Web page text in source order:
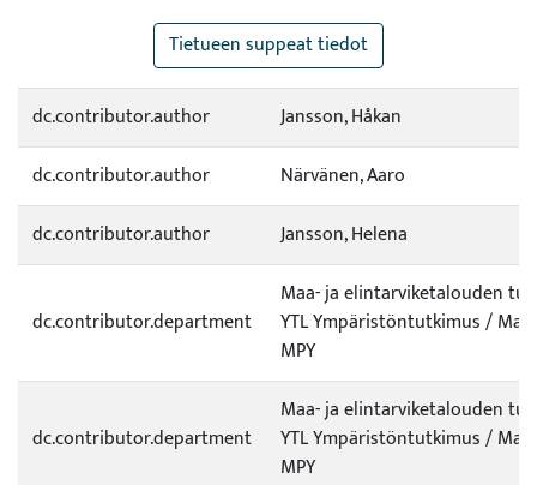
Tietueen suppeat tiedot
dc.contributor.author
Jansson, Håkan
dc.contributor.author
Närvänen, Aaro
dc.contributor.author
Jansson, Helena
dc.contributor.department
Maa- ja elintarviketalouden
YTL Ympäristöntutkimus /
MPY
dc.contributor.department
Maa- ja elintarviketalouden
YTL Ympäristöntutkimus /
MPY